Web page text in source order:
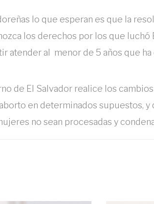
lo que esperan es que la
los derechos por los que luchó
atender al menor de 5 años que
de El Salvador realice los
en determinados supuestos, y
no sean procesadas y